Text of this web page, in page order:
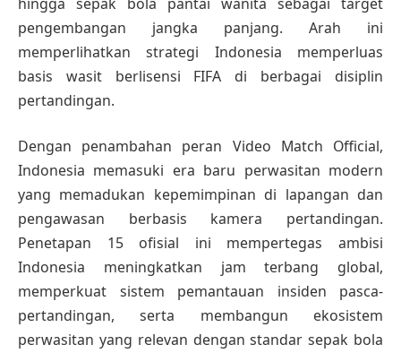
pengembangan jangka panjang. Arah ini
memperlihatkan strategi Indonesia memperluas
basis wasit berlisensi FIFA di berbagai disiplin
pertandingan.
Dengan penambahan peran Video Match Official,
Indonesia memasuki era baru perwasitan modern
yang memadukan kepemimpinan di lapangan dan
pengawasan berbasis kamera pertandingan.
Penetapan 15 ofisial ini mempertegas ambisi
Indonesia meningkatkan jam terbang global,
memperkuat sistem pemantauan insiden pasca-
pertandingan, serta membangun ekosistem
perwasitan yang relevan dengan standar sepak bola